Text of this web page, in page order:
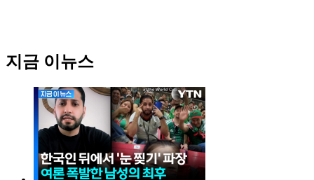
지금 이뉴스